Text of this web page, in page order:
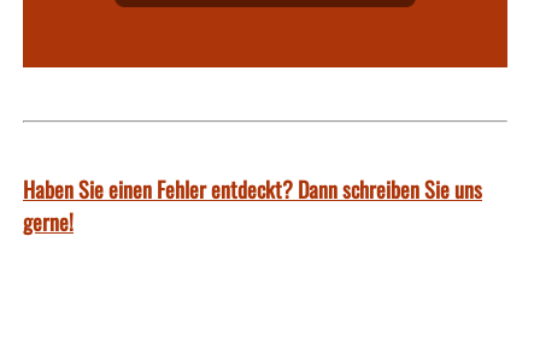
Haben Sie einen Fehler entdeckt? Dann schreiben Sie uns
gerne!